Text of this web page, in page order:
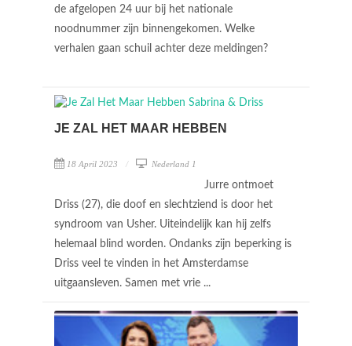
de afgelopen 24 uur bij het nationale
noodnummer zijn binnengekomen. Welke
verhalen gaan schuil achter deze meldingen?
JE ZAL HET MAAR HEBBEN
18 April 2023 Nederland 1
Jurre ontmoet
Driss (27), die doof en slechtziend is door het
syndroom van Usher. Uiteindelijk kan hij zelfs
helemaal blind worden. Ondanks zijn beperking is
Driss veel te vinden in het Amsterdamse
uitgaansleven. Samen met vrie ...